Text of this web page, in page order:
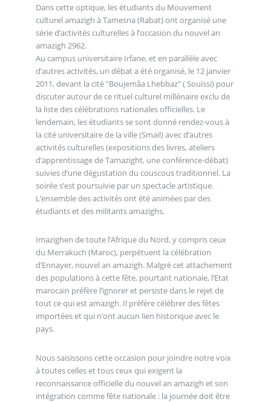
Dans cette optique, les étudiants du Mouvement
culturel amazigh à Tamesna (Rabat) ont organisé une
série d’activités culturelles à l’occasion du nouvel an
amazigh 2962.
Au campus universitaire Irfane, et en parallèle avec
d’autres activités, un débat a été organisé, le 12 janvier
2011, devant la cité "Boujemâa Lhebbaz" ( Souissi) pour
discuter autour de ce rituel culturel millénaire exclu de
la liste des célébrations nationales officielles. Le
lendemain, les étudiants se sont donné rendez-vous à
la cité universitaire de la ville (Smail) avec d’autres
activités culturelles (expositions des livres, ateliers
d’apprentissage de Tamazight, une conférence-débat)
suivies d’une dégustation du couscous traditionnel. La
soirée s’est poursuivie par un spectacle artistique.
L’ensemble des activités ont été animées par des
étudiants et des militants amazighs.
Imazighen de toute l’Afrique du Nord, y compris ceux
du Merrakuch (Maroc), perpétuent la célébration
d’Ennayer, nouvel an amazigh. Malgré cet attachement
des populations à cette fête, pourtant nationale, l’Etat
marocain préfère l’ignorer et persiste dans le rejet de
tout ce qui est amazigh. Il préfère célébrer des fêtes
importées et qui n’ont aucun lien historique avec le
pays.
Nous saisissons cette occasion pour joindre notre voix
à toutes celles et tous ceux qui exigent la
reconnaissance officielle du nouvel an amazigh et son
intégration comme fête nationale : la journée doit être